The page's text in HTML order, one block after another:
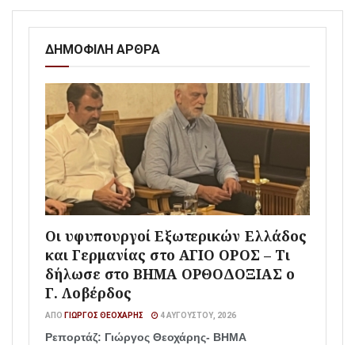
ΔΗΜΟΦΙΛΗ ΑΡΘΡΑ
Οι υφυπουργοί Εξωτερικών Ελλάδος
και Γερμανίας στο ΑΓΙΟ ΟΡΟΣ – Τι
δήλωσε στο ΒΗΜΑ ΟΡΘΟΔΟΞΙΑΣ ο
Γ. Λοβέρδος
ΑΠΌ ΓΙΏΡΓΟΣ ΘΕΟΧΆΡΗΣ 4 ΑΥΓΟΎΣΤΟΥ, 2026
Ρεπορτάζ: Γιώργος Θεοχάρης- ΒΗΜΑ